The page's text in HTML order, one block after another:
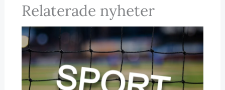
Relaterade nyheter